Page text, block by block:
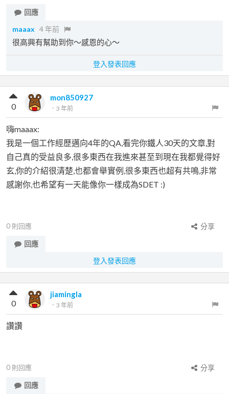
回應
maaax 4 年前
很高興有幫助到你～感恩的心～
登入發表回應
mon850927
． 3 年前
0
嗨maaax:
我是一個工作經歷邁向4年的QA,看完你鐵人30天的文章,對
自己真的受益良多,很多東西在我進來甚至到現在我都覺得好
玄,你的介紹很清楚,也都會舉實例,很多東西也超有共鳴,非常
感謝你,也希望有一天能像你一樣成為SDET :)
0 則回應
分享
回應
登入發表回應
jiamingla
． 3 年前
0
讚讚
0 則回應
分享
回應